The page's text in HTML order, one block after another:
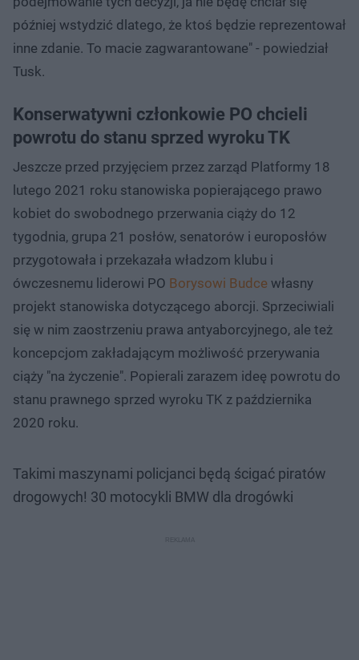
później wstydzić dlatego, że ktoś będzie reprezentował
inne zdanie. To macie zagwarantowane" - powiedział
Tusk.
Konserwatywni członkowie PO chcieli
powrotu do stanu sprzed wyroku TK
Jeszcze przed przyjęciem przez zarząd Platformy 18
lutego 2021 roku stanowiska popierającego prawo
kobiet do swobodnego przerwania ciąży do 12
tygodnia, grupa 21 posłów, senatorów i europosłów
przygotowała i przekazała władzom klubu i
ówczesnemu liderowi PO Borysowi Budce własny
projekt stanowiska dotyczącego aborcji. Sprzeciwiali
się w nim zaostrzeniu prawa antyaborcyjnego, ale też
koncepcjom zakładającym możliwość przerywania
ciąży "na życzenie". Popierali zarazem ideę powrotu do
stanu prawnego sprzed wyroku TK z października
2020 roku.
Takimi maszynami policjanci będą ścigać piratów
drogowych! 30 motocykli BMW dla drogówki